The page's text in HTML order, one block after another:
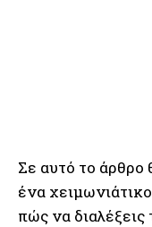
Σε αυτό το άρθρο
ένα
πώς να